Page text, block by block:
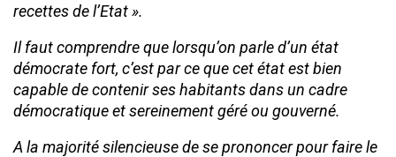
recettes de l’Etat ».
Il faut comprendre que lorsqu’on parle d’un état
démocrate fort, c’est par ce que cet état est bien
capable de contenir ses habitants dans un cadre
démocratique et sereinement géré ou gouverné.
A la majorité silencieuse de se prononcer pour faire le